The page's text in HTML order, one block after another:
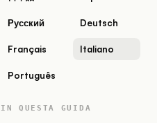
Русский Deutsch
Français Italiano
Português
IN QUESTA GUIDA